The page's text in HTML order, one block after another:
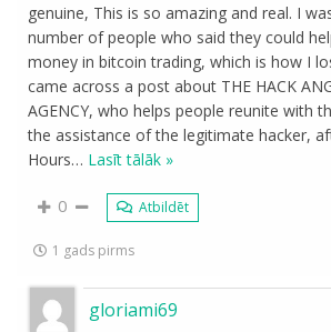
genuine, This is so amazing and real. I
number of people who said they could
money in bitcoin trading, which is how I
came across a post about THE HACK
AGENCY, who helps people reunite with
the assistance of the legitimate hacker,
Hours… Lasīt tālāk »
0 Atbildēt
1 gads pirms
gloriami69